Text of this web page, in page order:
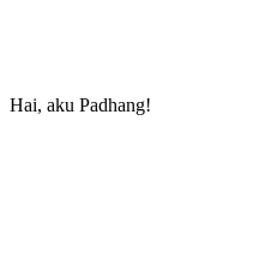
Hai, aku Padhang!